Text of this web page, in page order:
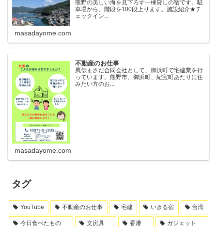
熊野の美しい海を見下ろす一棟貸しの宿です。駐
車場から、階段を100段上ります。施設紹介★チ
ェックイン...
masadayome.com
不動産のお仕事
風伝まさだ合同会社として、御浜町で宅建業を行
っています。熊野市、御浜町、紀宝町あたりに住
みたい方のお...
masadayome.com
タグ
YouTube 不動産のお仕事 宅建 いきる宿 台湾
今日食べたもの 文房具 香港 ガジェット